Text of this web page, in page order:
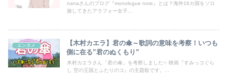
nanaさんのブログ『monologue note』とは？海外16カ国をソロ
旅してきたアラフォー女子...
エンタメ
【木村カエラ】君の傘～歌詞の意味を考察！いつも
側に在る”君のぬくもり”
木村カエラさん「君の傘」を考察しました✨ 映画『すみっコぐら
し 空の王国とふたりのコ』の主題歌です。...